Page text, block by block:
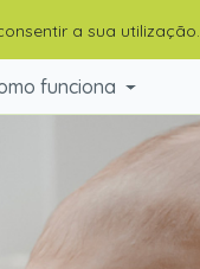
funciona
a sua utilização.